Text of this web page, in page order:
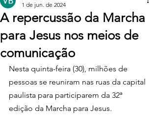
A repercussão da Marcha
para Jesus nos meios de
comunicação
1 de jun. de 2024
Nesta quinta-feira (30), milhões de
pessoas se reuniram nas ruas da capital
paulista para participarem da 32ª
edição da Marcha para Jesus.